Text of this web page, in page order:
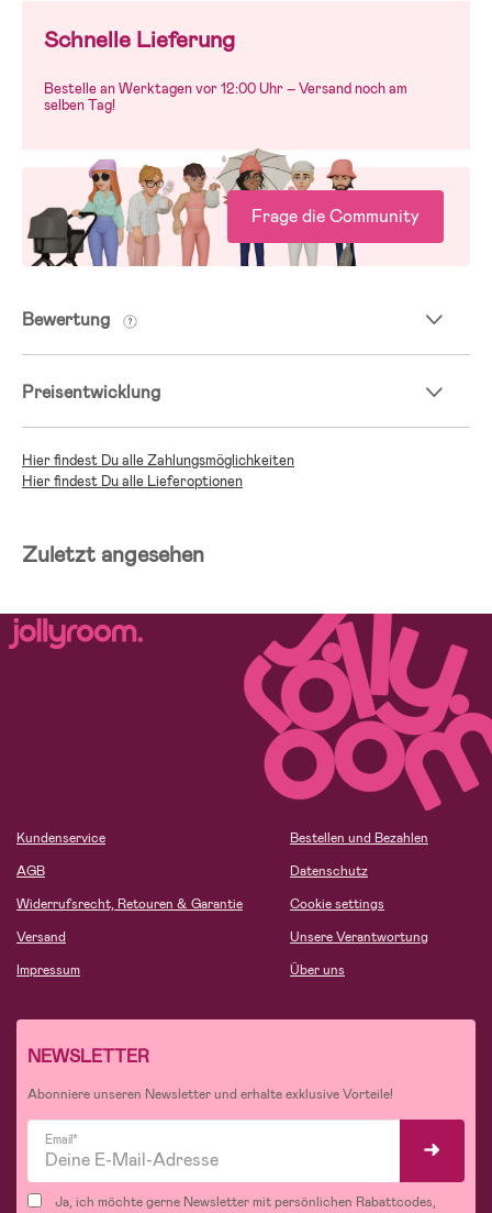
Schnelle Lieferung
Bestelle an Werktagen vor 12:00 Uhr – Versand noch am
selben Tag!
Frage die Community
Bewertung
Preisentwicklung
Hier findest Du alle Zahlungsmöglichkeiten
Hier findest Du alle Lieferoptionen
Zuletzt angesehen
Kundenservice
AGB
Widerrufsrecht, Retouren & Garantie
Versand
Impressum
Bestellen und Bezahlen
Datenschutz
Cookie settings
Unsere Verantwortung
Über uns
NEWSLETTER
Abonniere unseren Newsletter und erhalte exklusive Vorteile!
Email*
Ja, ich möchte gerne Newsletter mit persönlichen Rabattcodes,